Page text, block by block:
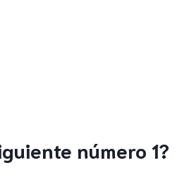
número 1?